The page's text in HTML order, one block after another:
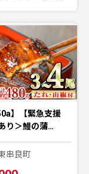
】【緊急支援
り＞鰻の蒲…
串良町